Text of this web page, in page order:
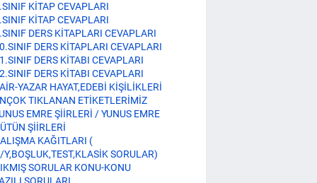
KİTAP CEVAPLARI
KİTAP CEVAPLARI
DERS KİTAPLARI CEVAPLARI
DERS KİTAPLARI CEVAPLARI
DERS KİTABI CEVAPLARI
DERS KİTABI CEVAPLARI
YAZAR HAYAT,EDEBİ KİŞİLİKLERİ
TIKLANAN ETİKETLERİMİZ
EMRE ŞİİRLERİ / YUNUS EMRE
ŞİİRLERİ
KAĞITLARI (
Y,BOŞLUK,TEST,KLASİK SORULAR)
SORULAR KONU-KONU